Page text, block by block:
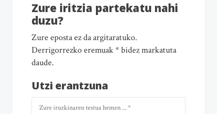
Zure iritzia partekatu nahi
duzu?
Zure eposta ez da argitaratuko.
Derrigorrezko eremuak * bidez markatuta
daude.
Utzi erantzuna